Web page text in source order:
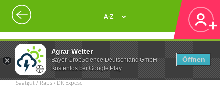
Agrar Wetter
Bayer CropScience Deutschland GmbH
Kostenlos bei Google Play
Öffnen
A-Z
Saatgut / Raps / DK Expose